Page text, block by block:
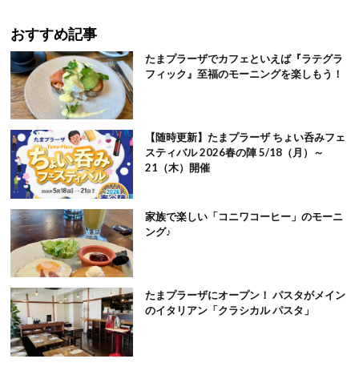
おすすめ記事
たまプラーザでカフェといえば『ラテグラ
フィック』至福のモーニングを楽しもう！
【随時更新】たまプラーザ ちょい呑みフェ
スティバル 2026春の陣 5/18（月）～
21（木）開催
家族で楽しい「コニワコーヒー」のモーニ
ング♪
たまプラーザにオープン！ パスタがメイン
のイタリアン「クラシカル パスタ」